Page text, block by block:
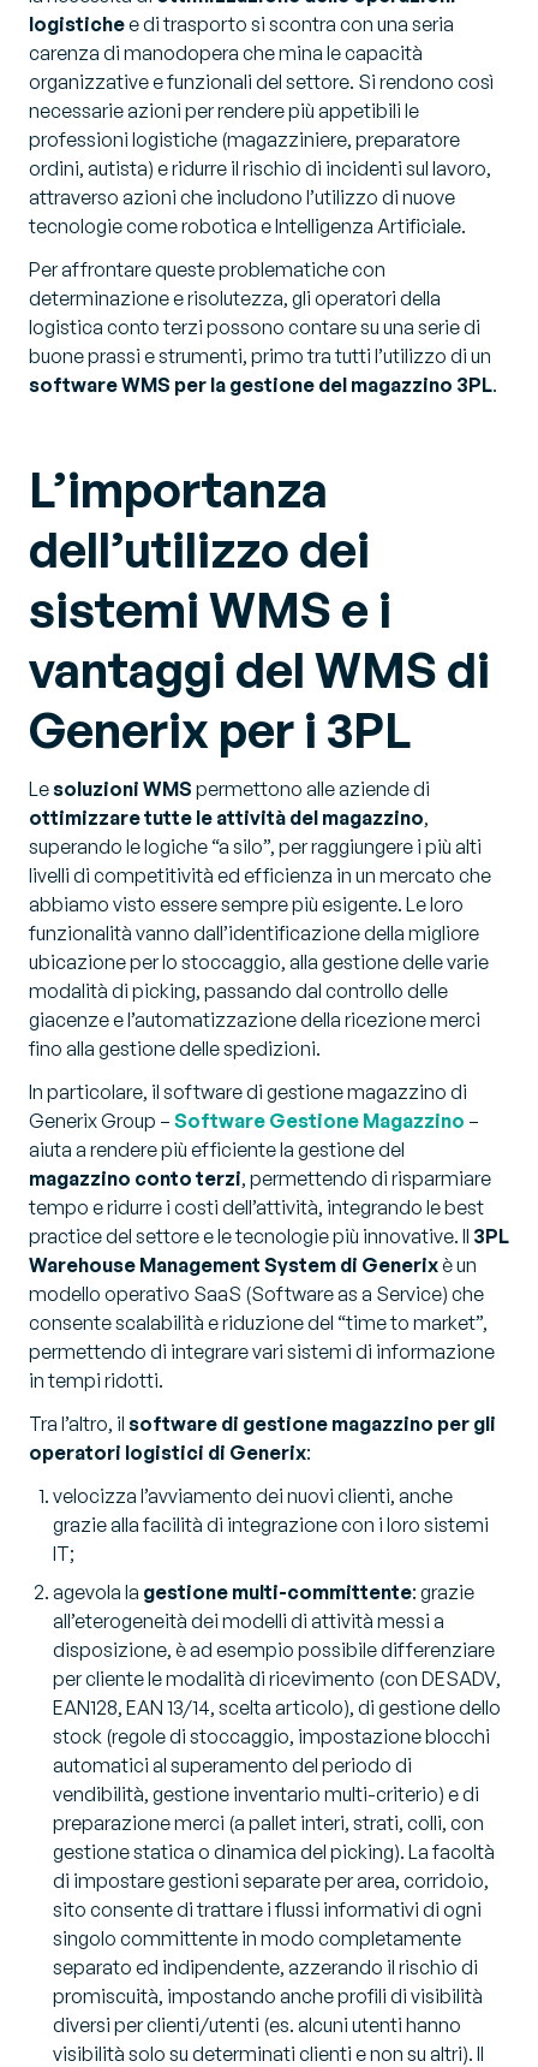
logistichee di trasporto si scontra con una seria
carenza di manodopera che mina le capacità
organizzative e funzionali del settore. Si rendono così
necessarie azioni per rendere più appetibili le
professioni logistiche (magazziniere, preparatore
ordini, autista) e ridurre il rischio di incidenti sul lavoro,
attraverso azioni che includono l’utilizzo di nuove
tecnologie come robotica e Intelligenza Artificiale.
Per affrontare queste problematiche con
determinazione e risolutezza, gli operatori della
logistica conto terzi possono contare su una serie di
buone prassi e strumenti, primo tra tutti l’utilizzo di un
software WMS per la gestione del magazzino 3PL.
L’importanza
dell’utilizzo dei
sistemi WMS e i
vantaggi del WMS di
Generix per i 3PL
Lesoluzioni WMS permettono alle aziende di
ottimizzare tutte le attività del magazzino,
superando le logiche “a silo”, per raggiungere i più alti
livelli di competitività ed efficienza in un mercato che
abbiamo visto essere sempre più esigente. Le loro
funzionalità vanno dall’identificazione della migliore
ubicazione per lo stoccaggio, alla gestione delle varie
modalità di picking, passando dal controllo delle
giacenze e l’automatizzazione della ricezione merci
fino alla gestione delle spedizioni.
In particolare, il software di gestione magazzino di
Generix Group – Software Gestione Magazzino –
aiuta a rendere più efficiente la gestione del
magazzino conto terzi, permettendo di risparmiare
tempo e ridurre i costi dell’attività, integrando le best
practice del settore e le tecnologie più innovative. Il 3PL
Warehouse Management System di Generixè un
modello operativo SaaS (Software as a Service) che
consente scalabilità e riduzione del “time to market”,
permettendo di integrare vari sistemi di informazione
in tempi ridotti.
Tra l’altro, il software di gestione magazzino per gli
operatori logistici di Generix:
velocizza l’avviamento dei nuovi clienti, anche
grazie alla facilità di integrazione con i loro sistemi
IT;
agevola la gestione multi-committente: grazie
all’eterogeneità dei modelli di attività messi a
disposizione, è ad esempio possibile differenziare
per cliente le modalità di ricevimento (con DESADV,
EAN128, EAN 13/14, scelta articolo), di gestione dello
stock (regole di stoccaggio, impostazione blocchi
automatici al superamento del periodo di
vendibilità, gestione inventario multi-criterio) e di
preparazione merci (a pallet interi, strati, colli, con
gestione statica o dinamica del picking). La facoltà
di impostare gestioni separate per area, corridoio,
sito consente di trattare i flussi informativi di ogni
singolo committente in modo completamente
separato ed indipendente, azzerando il rischio di
promiscuità, impostando anche profili di visibilità
diversi per clienti/utenti (es. alcuni utenti hanno
visibilità solo su determinati clienti e non su altri). Il